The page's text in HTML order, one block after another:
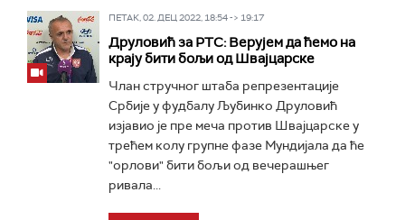
ПЕТАК, 02. ДЕЦ 2022, 18:54 -> 19:17
Друловић за РТС: Верујем да ћемо на
крају бити бољи од Швајцарске
Члан стручног штаба репрезентације
Србије у фудбалу Љубинко Друловић
изјавио је пре меча против Швајцарске у
трећем колу групне фазе Мундијала да ће
"орлови" бити бољи од вечерашњег
ривала...